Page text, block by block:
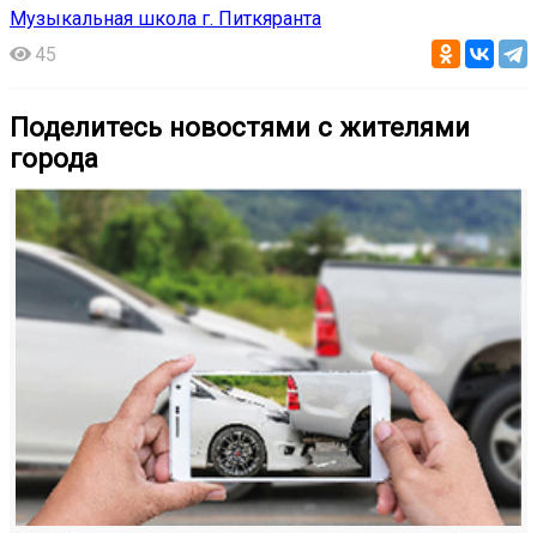
Музыкальная школа г. Питкяранта
45
Поделитесь новостями с жителями
города